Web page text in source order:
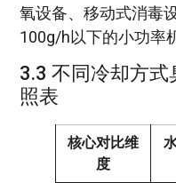
氧设备、移动式消毒
100g/h以下的小功率
3.3 不同冷却方
照表
核心对比维
度